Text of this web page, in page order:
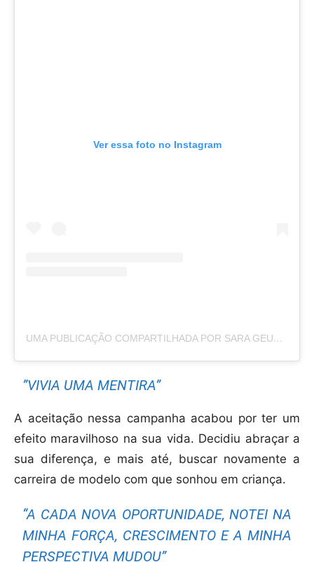
Ver essa foto no Instagram
UMA PUBLICAÇÃO COMPARTILHADA POR SARA GEURTS (@SARAGEURTS)
”VIVIA UMA MENTIRA”
A aceitação nessa campanha acabou por ter um
efeito maravilhoso na sua vida. Decidiu abraçar a
sua diferença, e mais até, buscar novamente a
carreira de modelo com que sonhou em criança.
“A CADA NOVA OPORTUNIDADE, NOTEI NA
MINHA FORÇA, CRESCIMENTO E A MINHA
PERSPECTIVA MUDOU”